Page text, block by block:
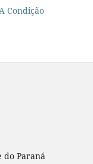
Condição
do Paraná